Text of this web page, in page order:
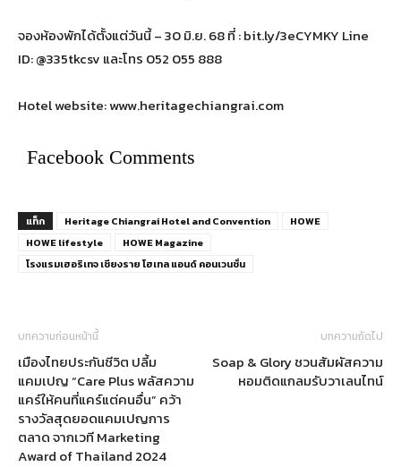
จองห้องพักได้ตั้งแต่วันนี้ – 30 มิ.ย. 68 ที่ : bit.ly/3eCYMKY Line
ID: @335tkcsv และโทร 052 055 888
Hotel website: www.heritagechiangrai.com
Facebook Comments
แท็ก Heritage Chiangrai Hotel and Convention
HOWE
HOWE lifestyle
HOWE Magazine
โรงแรมเฮอริเทจ เชียงราย โฮเทล แอนด์ คอนเวนชั่น
บทความก่อนหน้านี้
เมืองไทยประกันชีวิต ปลี้ม
แคมเปญ “Care Plus พลัสความ
แคร์ให้คนที่แคร์แต่คนอื่น” คว้า
รางวัลสุดยอดแคมเปญการ
ตลาด จากเวที Marketing
Award of Thailand 2024
บทความถัดไป
Soap & Glory ชวนสัมผัสความ
หอมติดแกลมรับวาเลนไทน์